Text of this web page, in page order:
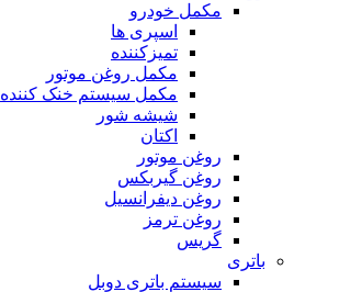
مکمل خودرو
اسپری ها
تمیزکننده
مکمل روغن موتور
مکمل سیستم خنک کننده
شیشه شور
اکتان
روغن موتور
روغن گیربکس
روغن دیفرانسیل
روغن ترمز
گریس
باتری
سیستم باتری دوبل